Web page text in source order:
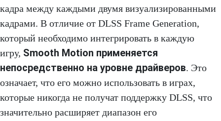
кадра между каждыми двумя визуализированными
кадрами. В отличие от DLSS Frame Generation,
который необходимо интегрировать в каждую
игру, Smooth Motion применяется
непосредственно на уровне драйверов. Это
означает, что его можно использовать в играх,
которые никогда не получат поддержку DLSS, что
значительно расширяет диапазон его